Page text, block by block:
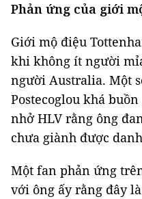
Phản ứng của giới
Giới mộ điệu
khi không ít người
người Australia. Một
Postecoglou khá
nhở HLV rằng ông
chưa giành được
Một fan phản ứng
với ông ấy rằng đây